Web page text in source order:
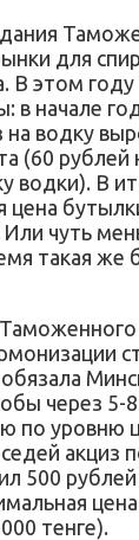
для
В этом году
в начале
на водку
(60 рублей
водки). В
цена
чуть
такая же
через 5-
по уровню
акциз
500
тенге).